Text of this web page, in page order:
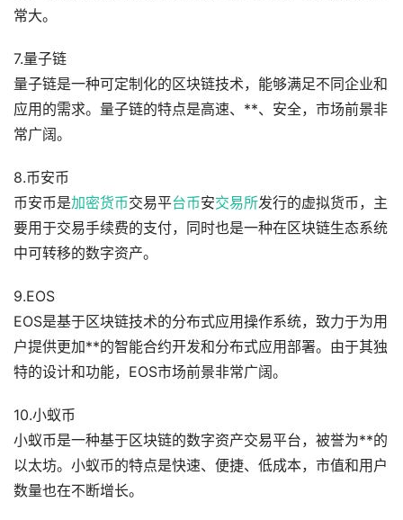
常大。
7.量子链
量子链是一种可定制化的区块链技术，能够满足不同企业和
应用的需求。量子链的特点是高速、**、安全，市场前景非
常广阔。
8.币安币
币安币是加密货币交易平台币安交易所发行的虚拟货币，主
要用于交易手续费的支付，同时也是一种在区块链生态系统
中可转移的数字资产。
9.EOS
EOS是基于区块链技术的分布式应用操作系统，致力于为用
户提供更加**的智能合约开发和分布式应用部署。由于其独
特的设计和功能，EOS市场前景非常广阔。
10.小蚁币
小蚁币是一种基于区块链的数字资产交易平台，被誉为**的
以太坊。小蚁币的特点是快速、便捷、低成本，市值和用户
数量也在不断增长。